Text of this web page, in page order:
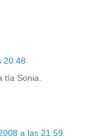
20:48
tía Sonia.
a las 21:59